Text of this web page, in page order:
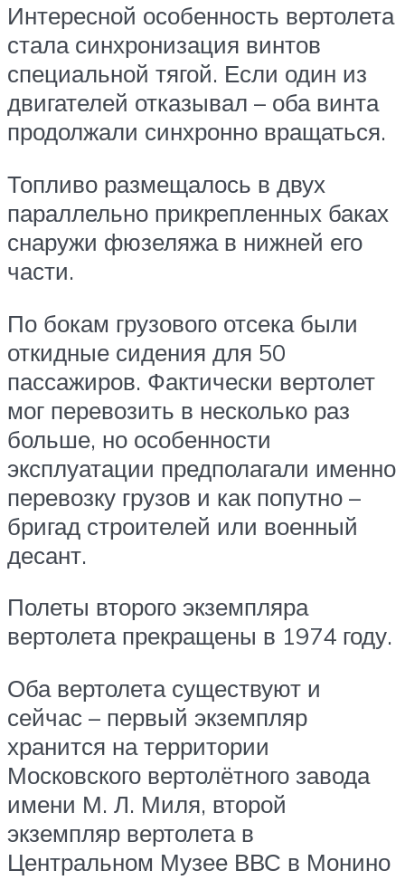
Интересной особенность вертолета
стала синхронизация винтов
специальной тягой. Если один из
двигателей отказывал – оба винта
продолжали синхронно вращаться.
Топливо размещалось в двух
параллельно прикрепленных баках
снаружи фюзеляжа в нижней его
части.
По бокам грузового отсека были
откидные сидения для 50
пассажиров. Фактически вертолет
мог перевозить в несколько раз
больше, но особенности
эксплуатации предполагали именно
перевозку грузов и как попутно –
бригад строителей или военный
десант.
Полеты второго экземпляра
вертолета прекращены в 1974 году.
Оба вертолета существуют и
сейчас – первый экземпляр
хранится на территории
Московского вертолётного завода
имени М. Л. Миля, второй
экземпляр вертолета в
Центральном Музее ВВС в Монино